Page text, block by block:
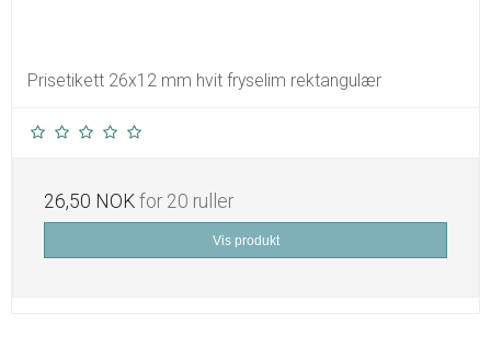
Prisetikett 26x12 mm hvit fryselim rektangulær
26,50 NOK for 20 ruller
Vis produkt